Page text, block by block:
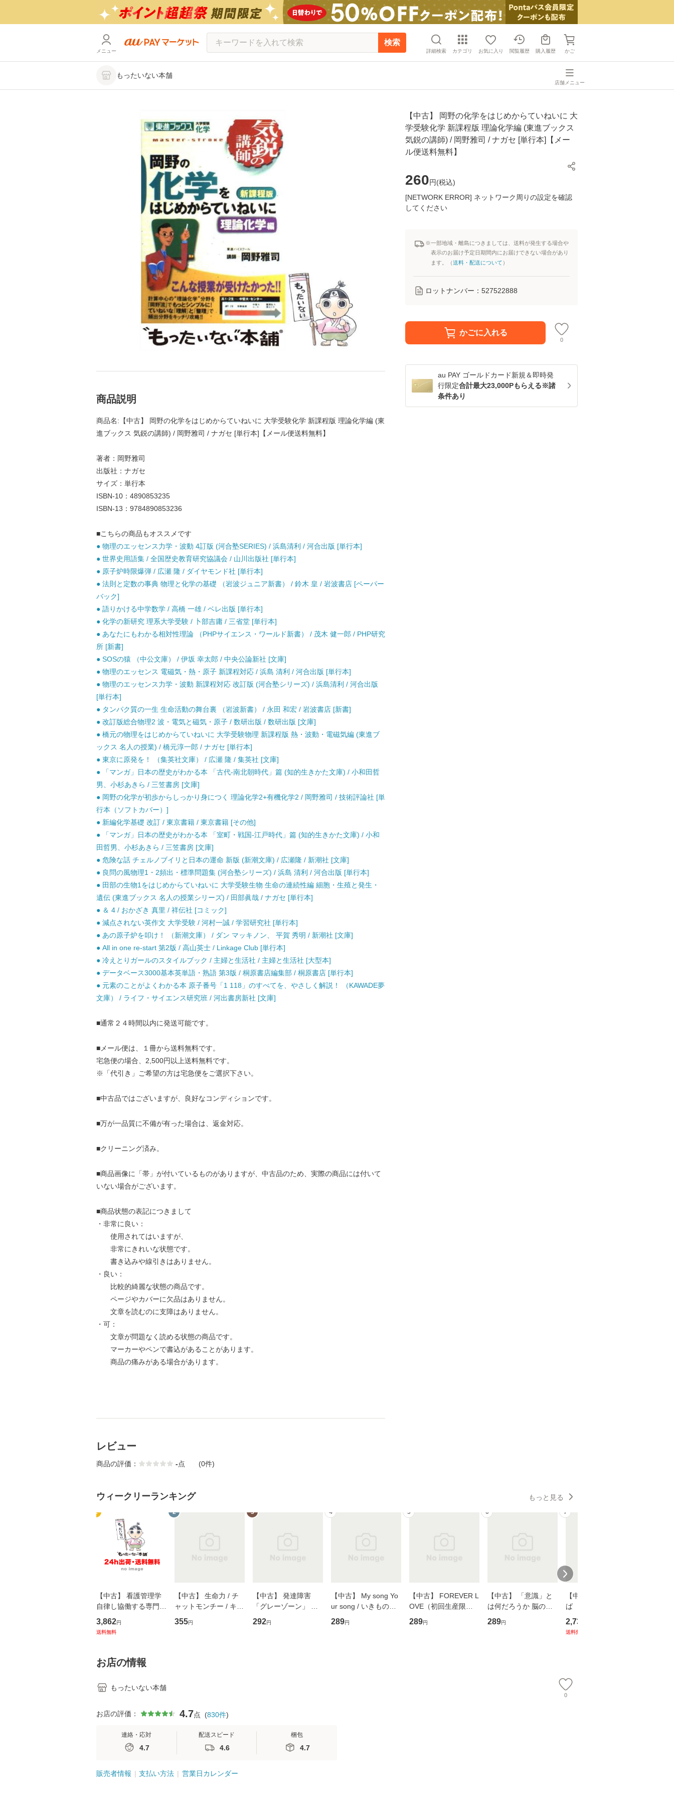
メニュー
検索
詳細検索 カテゴリ お気に入り 閲覧履歴 購入履歴 かご
もったいない本舗
店舗メニュー
【中古】 岡野の化学をはじめからていねいに 大
学受験化学 新課程版 理論化学編 (東進ブックス
気鋭の講師) / 岡野雅司 / ナガセ [単行本]【メー
ル便送料無料】
260円(税込)
[NETWORK ERROR] ネットワーク周りの設定を確認
してください
※一部地域・離島につきましては、送料が発生する場合や
表示のお届け予定日期間内にお届けできない場合があり
ます。（送料・配送について ）
ロットナンバー： 527522888
かごに入れる
0
au PAY ゴールドカード新規＆即時発
行限定合計最大23,000Pもらえる※諸
条件あり
商品説明
商品名:【中古】 岡野の化学をはじめからていねいに 大学受験化学 新課程版 理論化学編 (東
進ブックス 気鋭の講師) / 岡野雅司 / ナガセ [単行本]【メール便送料無料】
著者：岡野雅司
出版社：ナガセ
サイズ：単行本
ISBN-10：4890853235
ISBN-13：9784890853236
■こちらの商品もオススメです
● 物理のエッセンス力学・波動 4訂版 (河合塾SERIES) / 浜島清利 / 河合出版 [単行本]
● 世界史用語集 / 全国歴史教育研究協議会 / 山川出版社 [単行本]
● 原子炉時限爆弾 / 広瀬 隆 / ダイヤモンド社 [単行本]
● 法則と定数の事典 物理と化学の基礎 （岩波ジュニア新書） / 鈴木 皇 / 岩波書店 [ペーパー
バック]
● 語りかける中学数学 / 高橋 一雄 / ベレ出版 [単行本]
● 化学の新研究 理系大学受験 / 卜部吉庸 / 三省堂 [単行本]
● あなたにもわかる相対性理論 （PHPサイエンス・ワールド新書） / 茂木 健一郎 / PHP研究
所 [新書]
● SOSの猿 （中公文庫） / 伊坂 幸太郎 / 中央公論新社 [文庫]
● 物理のエッセンス 電磁気・熱・原子 新課程対応 / 浜島 清利 / 河合出版 [単行本]
● 物理のエッセンス力学・波動 新課程対応 改訂版 (河合塾シリーズ) / 浜島清利 / 河合出版
[単行本]
● タンパク質の一生 生命活動の舞台裏 （岩波新書） / 永田 和宏 / 岩波書店 [新書]
● 改訂版総合物理2 波・電気と磁気・原子 / 数研出版 / 数研出版 [文庫]
● 橋元の物理をはじめからていねいに 大学受験物理 新課程版 熱・波動・電磁気編 (東進ブ
ックス 名人の授業) / 橋元淳一郎 / ナガセ [単行本]
● 東京に原発を！ （集英社文庫） / 広瀬 隆 / 集英社 [文庫]
● 「マンガ」日本の歴史がわかる本 「古代-南北朝時代」篇 (知的生きかた文庫) / 小和田哲
男、小杉あきら / 三笠書房 [文庫]
● 岡野の化学が初歩からしっかり身につく 理論化学2+有機化学2 / 岡野雅司 / 技術評論社 [単
行本（ソフトカバー）]
● 新編化学基礎 改訂 / 東京書籍 / 東京書籍 [その他]
● 「マンガ」日本の歴史がわかる本 「室町・戦国-江戸時代」篇 (知的生きかた文庫) / 小和
田哲男、小杉あきら / 三笠書房 [文庫]
● 危険な話 チェルノブイリと日本の運命 新版 (新潮文庫) / 広瀬隆 / 新潮社 [文庫]
● 良問の風物理1・2頻出・標準問題集 (河合塾シリーズ) / 浜島 清利 / 河合出版 [単行本]
● 田部の生物1をはじめからていねいに 大学受験生物 生命の連続性編 細胞・生殖と発生・
遺伝 (東進ブックス 名人の授業シリーズ) / 田部眞哉 / ナガセ [単行本]
● ＆ 4 / おかざき 真里 / 祥伝社 [コミック]
● 減点されない英作文 大学受験 / 河村一誠 / 学習研究社 [単行本]
● あの原子炉を叩け！ （新潮文庫） / ダン マッキノン、 平賀 秀明 / 新潮社 [文庫]
● All in one re-start 第2版 / 高山英士 / Linkage Club [単行本]
● 冷えとりガールのスタイルブック / 主婦と生活社 / 主婦と生活社 [大型本]
● データベース3000基本英単語・熟語 第3版 / 桐原書店編集部 / 桐原書店 [単行本]
● 元素のことがよくわかる本 原子番号「1 118」のすべてを、やさしく解説！ （KAWADE夢
文庫） / ライフ・サイエンス研究班 / 河出書房新社 [文庫]
■通常２４時間以内に発送可能です。
■メール便は、１冊から送料無料です。
宅急便の場合、2,500円以上送料無料です。
※「代引き」ご希望の方は宅急便をご選択下さい。
■中古品ではございますが、良好なコンディションです。
■万が一品質に不備が有った場合は、返金対応。
■クリーニング済み。
■商品画像に「帯」が付いているものがありますが、中古品のため、実際の商品には付いて
いない場合がございます。
■商品状態の表記につきまして
・非常に良い：
使用されてはいますが、
非常にきれいな状態です。
書き込みや線引きはありません。
・良い：
比較的綺麗な状態の商品です。
ページやカバーに欠品はありません。
文章を読むのに支障はありません。
・可：
文章が問題なく読める状態の商品です。
マーカーやペンで書込があることがあります。
商品の痛みがある場合があります。
レビュー
商品の評価： -点 (0件)
ウィークリーランキング もっと見る
1
【中古】 看護管理学
自律し協働する専門職
の看護マネジメントス
キル 改訂第3版 (看護
堂 [単行
3,862円
送料無料
2
【中古】 生命力 / チ
ャットモンチー / キュ
ーンレコード [CD]
【メール便送料無料】
355円
3
【中古】 発達障害
「グレーゾーン」 そ
の正しい理解と克服法
(SB新書 572) / 岡田尊
292円
4
【中古】 My song Yo
ur song / いきものが
かり / [CD]【メール便
送料無料】
289円
5
【中古】 FOREVER L
OVE（初回生産限定
盤） / 清水翔太×加藤
ミリヤ / [CD]【メール
289円
6
【中古】 「意識」と
は何だろうか 脳の来
歴、知覚の錯誤 （講
談社現代新書） / 下条
289円
7
【中古】 耳をすませ
ば 〈2枚組〉 [DVD] /
ブエナ・ビスタ・ホー
ム・エンターテイメン
2,735
送料無料
お店の情報
もったいない本舗
0
お店の評価： 4.7点 (830件)
連絡・応対
4.7
配送スピード
4.6
梱包
4.7
販売者情報 支払い方法 営業日カレンダー